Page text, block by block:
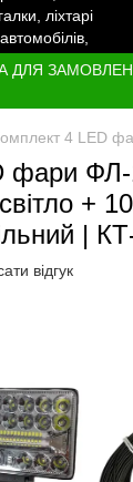
4 LED
фари
+
|
відгук